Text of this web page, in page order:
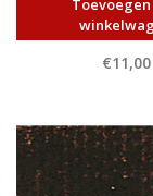
Toevoegen
€11,00